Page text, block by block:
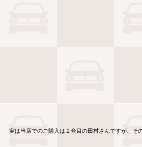
実は当店でのご購入は２台目の田村さんですが、そ